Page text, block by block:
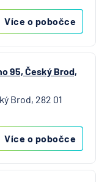
Více o pobočce
95, Český Brod,
Brod, 282 01
Více o pobočce